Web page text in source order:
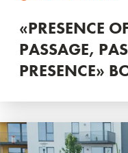
«PRESENCE
PASSAGE,
PRESENCE»